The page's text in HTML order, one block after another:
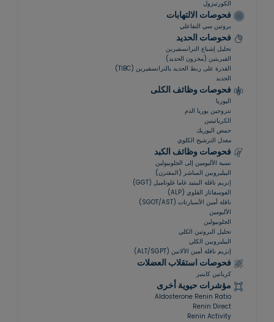
الكورتيزول
فحوصات الالتهابات
بروتين سي التفاعلي
فحوصات الحديد
تحليل إشباع الترانسفيرين
الفيريتين (مخزون الحديد)
القدرة على ربط الحديد بالترانسفيرين (TIBC)
الحديد
فحوصات وظائف الكلى
اليوريا
نتروجين يوريا الدم
الكرياتينين
حمض اليوريك
معدل الترشيح الكلوي
فحوصات وظائف الكبد
نسبة الألبومين إلى الجلوبيولين
البيليروبين المباشر (المقترن)
إنزيم ناقلة الببتيد غاما غلوتاميل (GGT)
الفوسفاتاز القلوي (ALP)
ناقلة أمين الأسبارتات (SGOT/AST)
الألبومين
الجلوبيولين
تحليل البروتين الكلي
البيليروبين الكلي
إنزيم ناقلة أمين الألانين (ALT/SGPT)
فحوصات استقلاب العضلات
كرياتين كاينيز
مؤشرات حيوية أخرى
Aldosterone Renin Ratio
Renin Direct
Renin Activity